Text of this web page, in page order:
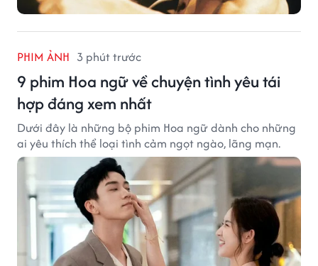
PHIM ẢNH 3 phút trước
9 phim Hoa ngữ về chuyện tình yêu tái
hợp đáng xem nhất
Dưới đây là những bộ phim Hoa ngữ dành cho những
ai yêu thích thể loại tình cảm ngọt ngào, lãng mạn.